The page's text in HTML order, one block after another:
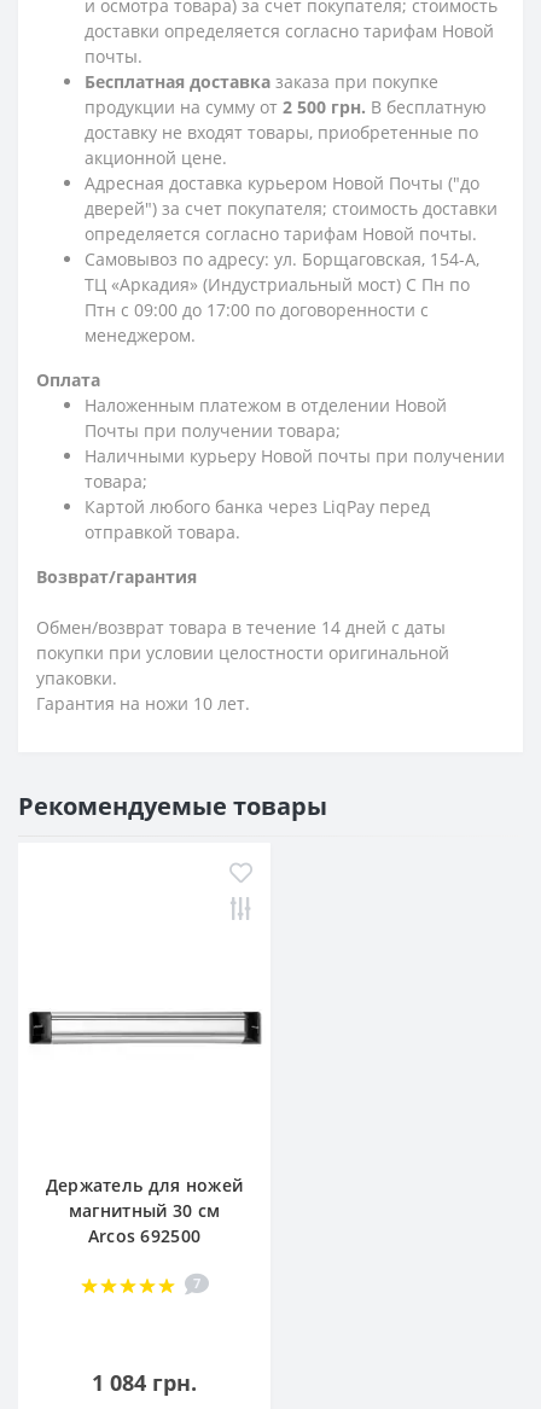
и осмотра товара) за счет покупателя; стоимость
доставки определяется согласно тарифам Новой
почты.
Бесплатная доставка заказа при покупке
продукции на сумму от 2 500 грн. В бесплатную
доставку не входят товары, приобретенные по
акционной цене.
Адресная доставка курьером Новой Почты ("до
дверей") за счет покупателя; стоимость доставки
определяется согласно тарифам Новой почты.
Самовывоз по адресу: ул. Борщаговская, 154-А,
ТЦ «Аркадия» (Индустриальный мост) С Пн по
Птн с 09:00 до 17:00 по договоренности с
менеджером.
Оплата
Наложенным платежом в отделении Новой
Почты при получении товара;
Наличными курьеру Новой почты при получении
товара;
Картой любого банка через LiqPay перед
отправкой товара.
Возврат/гарантия
Обмен/возврат товара в течение 14 дней с даты
покупки при условии целостности оригинальной
упаковки.
Гарантия на ножи 10 лет.
Рекомендуемые товары
Держатель для ножей
магнитный 30 см
Arcos 692500
7
1 084 грн.